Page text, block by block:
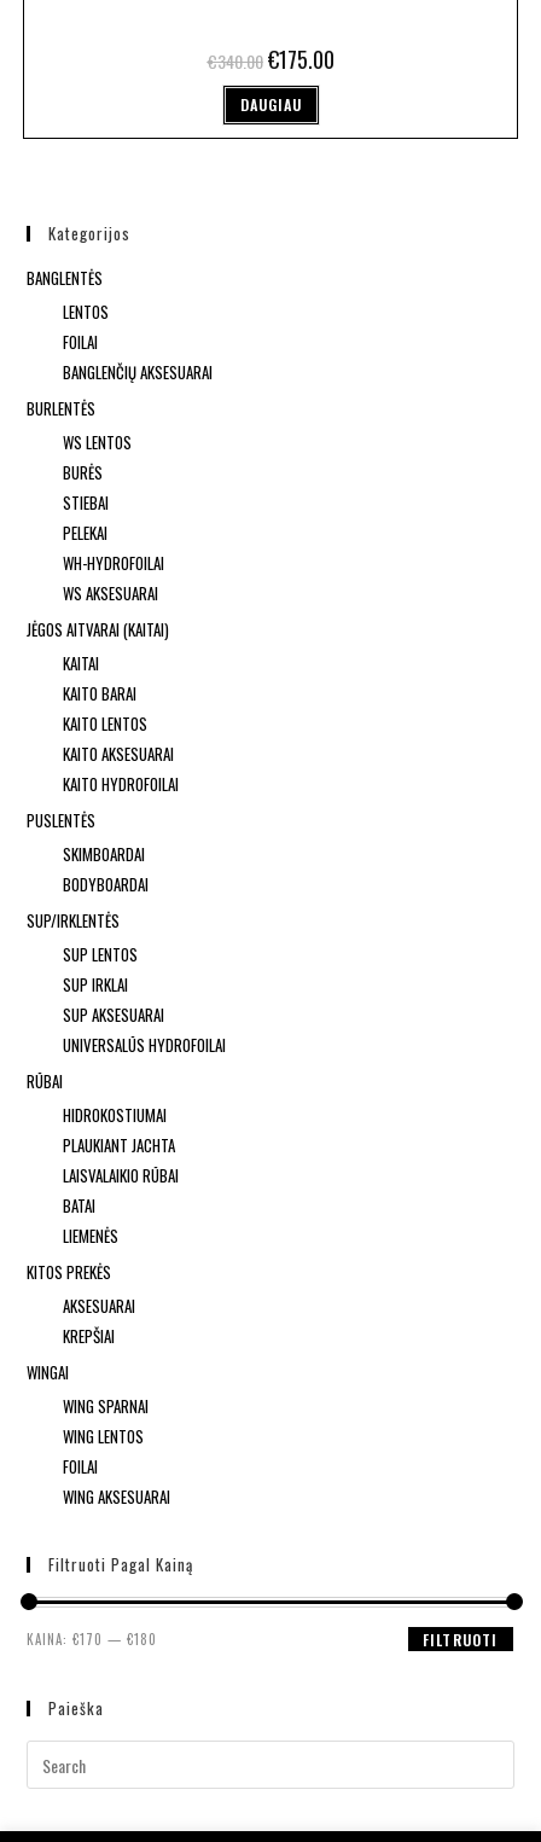
€340.00 €175.00
DAUGIAU
Kategorijos
BANGLENTĖS
LENTOS
FOILAI
BANGLENČIŲ AKSESUARAI
BURLENTĖS
WS LENTOS
BURĖS
STIEBAI
PELEKAI
WH-HYDROFOILAI
WS AKSESUARAI
JĖGOS AITVARAI (KAITAI)
KAITAI
KAITO BARAI
KAITO LENTOS
KAITO AKSESUARAI
KAITO HYDROFOILAI
PUSLENTĖS
SKIMBOARDAI
BODYBOARDAI
SUP/IRKLENTĖS
SUP LENTOS
SUP IRKLAI
SUP AKSESUARAI
UNIVERSALŪS HYDROFOILAI
RŪBAI
HIDROKOSTIUMAI
PLAUKIANT JACHTA
LAISVALAIKIO RŪBAI
BATAI
LIEMENĖS
KITOS PREKĖS
AKSESUARAI
KREPŠIAI
WINGAI
WING SPARNAI
WING LENTOS
FOILAI
WING AKSESUARAI
Filtruoti Pagal Kainą
FILTRUOTI
KAINA:€170 —€180
Paieška